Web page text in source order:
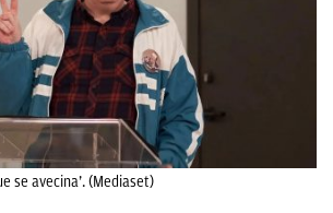
se avecina’. (Mediaset)